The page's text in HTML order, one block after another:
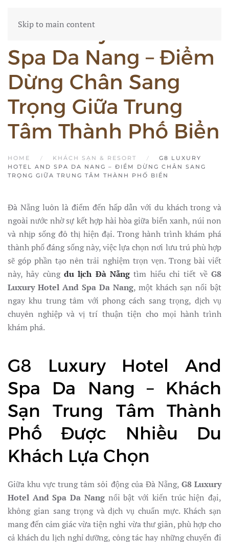
Skip to main content
G8 Luxury Hotel And
Spa Da Nang – Điểm
Dừng Chân Sang
Trọng Giữa Trung
Tâm Thành Phố Biển
HOME KHÁCH SẠN & RESORT
G8 LUXURY
HOTEL AND SPA DA NANG – ĐIỂM DỪNG CHÂN SANG
TRỌNG GIỮA TRUNG TÂM THÀNH PHỐ BIỂN
Đà Nẵng luôn là điểm đến hấp dẫn với du khách trong và
ngoài nước nhờ sự kết hợp hài hòa giữa biển xanh, núi non
và nhịp sống đô thị hiện đại. Trong hành trình khám phá
thành phố đáng sống này, việc lựa chọn nơi lưu trú phù hợp
sẽ góp phần tạo nên trải nghiệm trọn vẹn. Trong bài viết
này, hãy cùng du lịch Đà Nẵngtìm hiểu chi tiết về G8
Luxury Hotel And Spa Da Nang, một khách sạn nổi bật
ngay khu trung tâm với phong cách sang trọng, dịch vụ
chuyên nghiệp và vị trí thuận tiện cho mọi hành trình
khám phá.
G8 Luxury Hotel And
Spa Da Nang – Khách
Sạn Trung Tâm Thành
Phố Được Nhiều Du
Khách Lựa Chọn
Giữa khu vực trung tâm sôi động của Đà Nẵng, G8 Luxury
Hotel And Spa Da Nangnổi bật với kiến trúc hiện đại,
không gian sang trọng và dịch vụ chuẩn mực. Khách sạn
mang đến cảm giác vừa tiện nghi vừa thư giãn, phù hợp cho
cả khách du lịch nghỉ dưỡng, công tác hay những chuyến đi